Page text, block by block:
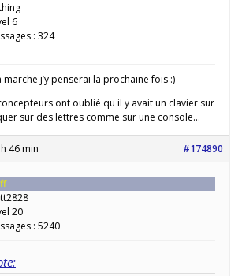
6
: 324
marche j’y penserai la prochaine fois :)
ont oublié qu il y avait un clavier sur
sur des lettres comme sur une console…
46 min #174890
20
: 5240